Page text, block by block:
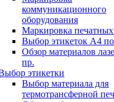
коммуникационного
оборудования
Маркировка
Выбор этикеток А4
Обзор материалов
пр.
этикетки
Выбор материала для
термотрансферной